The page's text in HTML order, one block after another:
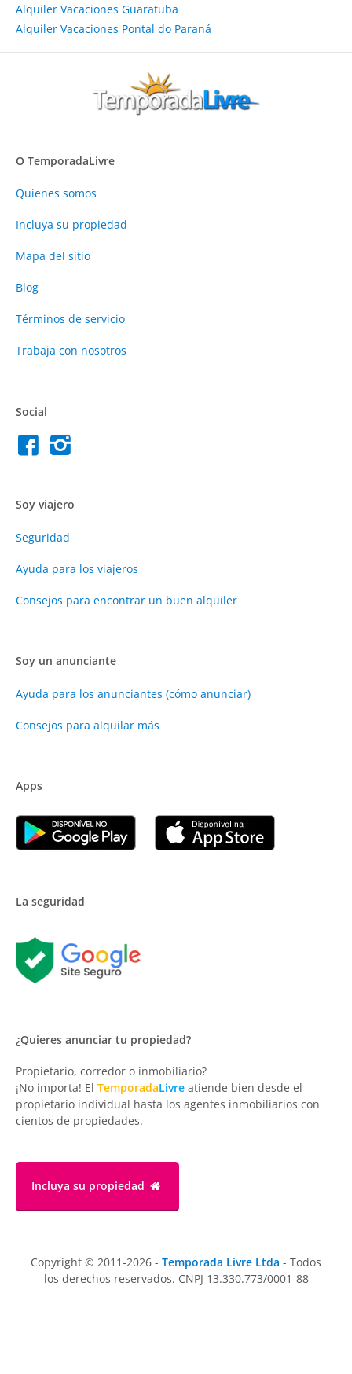
Alquiler Vacaciones Guaratuba
Alquiler Vacaciones Pontal do Paraná
O TemporadaLivre
Quienes somos
Incluya su propiedad
Mapa del sitio
Blog
Términos de servicio
Trabaja con nosotros
Social
Soy viajero
Seguridad
Ayuda para los viajeros
Consejos para encontrar un buen alquiler
Soy un anunciante
Ayuda para los anunciantes (cómo anunciar)
Consejos para alquilar más
Apps
La seguridad
¿Quieres anunciar tu propiedad?
Propietario, corredor o inmobiliario?
¡No importa! El TemporadaLivre atiende bien desde el
propietario individual hasta los agentes inmobiliarios con
cientos de propiedades.
Incluya su propiedad
Copyright © 2011-2026 - Temporada Livre Ltda - Todos
los derechos reservados. CNPJ 13.330.773/0001-88